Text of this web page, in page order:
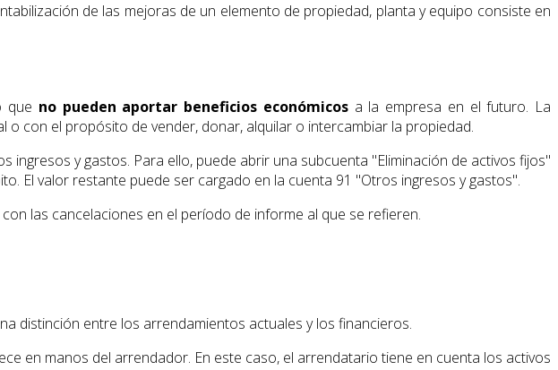
de las mejoras de un elemento de propiedad, planta y equipo consiste en
que no pueden aportar beneficios económicosa la empresa en el futuro. La
con el propósito de vender, donar, alquilar o intercambiar la propiedad.
y gastos. Para ello, puede abrir una subcuenta "Eliminación de activos fijos"
El valor restante puede ser cargado en la cuenta 91 "Otros ingresos y gastos".
las cancelaciones en el período de informe al que se refieren.
distinción entre los arrendamientos actuales y los financieros.
en manos del arrendador. En este caso, el arrendatario tiene en cuenta los activos